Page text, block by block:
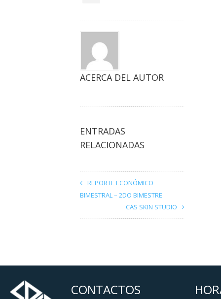
ACERCA DEL AUTOR
ENTRADAS
RELACIONADAS
REPORTE ECONÓMICO
BIMESTRAL – 2DO BIMESTRE
CAS SKIN STUDIO
CONTACTOS